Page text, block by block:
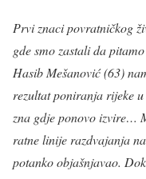
Prvi znaci povratničkog
gde smo zastali da
Hasib Mešanović (63)
rezultat poniranja rijeke
zna gdje ponovo izvire…
ratne linije razdvajanja
potanko objašnjavao.